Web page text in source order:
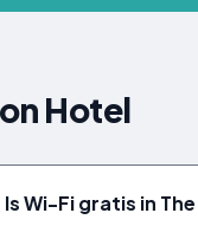
Hotel
Is Wi-Fi gratis in